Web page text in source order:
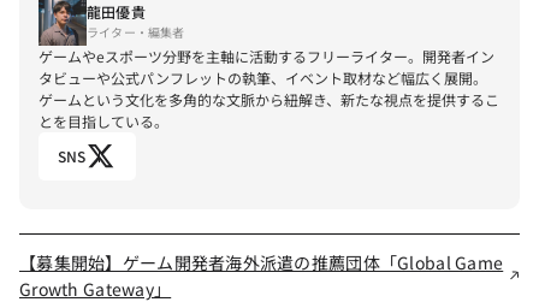
龍田優貴
ライター・編集者
ゲームやeスポーツ分野を主軸に活動するフリーライター。開発者イン
タビューや公式パンフレットの執筆、イベント取材など幅広く展開。
ゲームという文化を多角的な文脈から紐解き、新たな視点を提供するこ
とを目指している。
SNS
【募集開始】ゲーム開発者海外派遣の推薦団体「Global Game
Growth Gateway」